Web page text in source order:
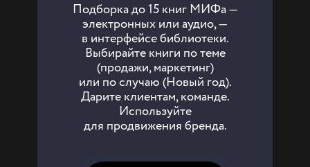
Подборка до 15 книг МИФа —
электронных или аудио, —
в интерфейсе библиотеки.
Выбирайте книги по теме
(продажи, маркетинг)
или по случаю (Новый год).
Дарите клиентам, команде.
Используйте
для продвижения бренда.